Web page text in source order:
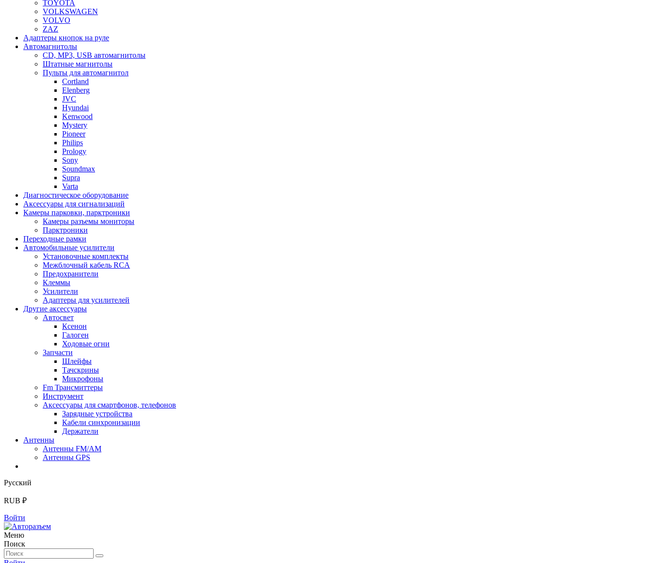
TOYOTA
VOLKSWAGEN
VOLVO
ZAZ
Адаптеры кнопок на руле
Автомагнитолы
CD, MP3, USB автомагнитолы
Штатные магнитолы
Пульты для автомагнитол
Cortland
Elenberg
JVC
Hyundai
Kenwood
Mystery
Pioneer
Philips
Prology
Sony
Soundmax
Supra
Varta
Диагностическое оборудование
Аксессуары для сигнализаций
Камеры парковки, парктроники
Камеры разъемы мониторы
Парктроники
Переходные рамки
Автомобильные усилители
Установочные комплекты
Межблочный кабель RCA
Предохранители
Клеммы
Усилители
Адаптеры для усилителей
Другие аксессуары
Автосвет
Ксенон
Галоген
Ходовые огни
Запчасти
Шлейфы
Тачскрины
Микрофоны
Fm Трансмиттеры
Инструмент
Аксессуары для смартфонов, телефонов
Зарядные устройства
Кабели синхронизации
Держатели
Антенны
Антенны FM/AM
Антенны GPS
Русский
RUB ₽
Войти
Меню
Поиск